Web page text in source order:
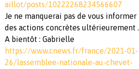
aillot/posts/10222268234566607
Je ne manquerai pas de vous informer
des actions concrètes ultérieurement .
A bientôt : Gabrielle
https://www.cnews.fr/france/2021-01-
26/lassemblee-nationale-au-chevet-